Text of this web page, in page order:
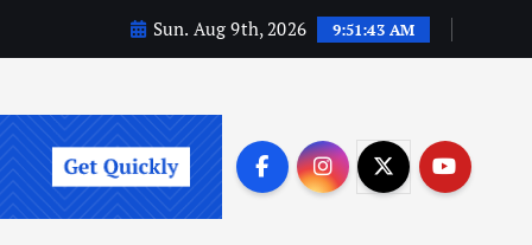
Sun. Aug 9th, 2026 9:51:44 AM